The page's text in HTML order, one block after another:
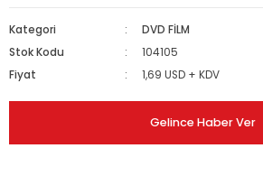
Kategori
DVD FİLM
Stok Kodu
104105
Fiyat
1,69 USD + KDV
Gelince Haber Ver